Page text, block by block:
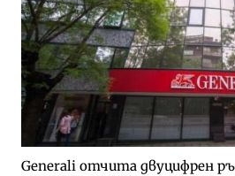
Generali отчита двуцифрен